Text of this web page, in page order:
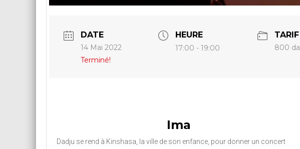
DATE
14 Mai 2022
Terminé!
HEURE
17:00 - 19:00
TARIF
800 da
Ima
Dadju se rend à Kinshasa, la ville de son enfance, pour donner un concert